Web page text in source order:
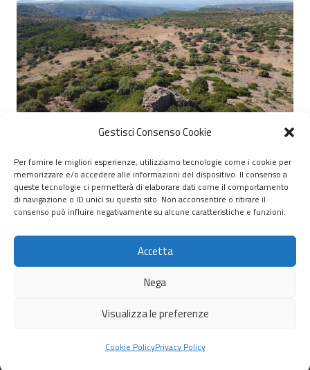
Gestisci Consenso Cookie
Per fornire le migliori esperienze, utilizziamo tecnologie come i cookie per
memorizzare e/o accedere alle informazioni del dispositivo. Il consenso a
queste tecnologie ci permetterà di elaborare dati come il comportamento
di navigazione o ID unici su questo sito. Non acconsentire o ritirare il
consenso può influire negativamente su alcune caratteristiche e funzioni.
Accetta
Nega
Visualizza le preferenze
Cookie PolicyPrivacy Policy
© 2020 – 2026 Nurnet – La rete dei Nuraghi – webdesign:
antoniopalumbo.it
Home